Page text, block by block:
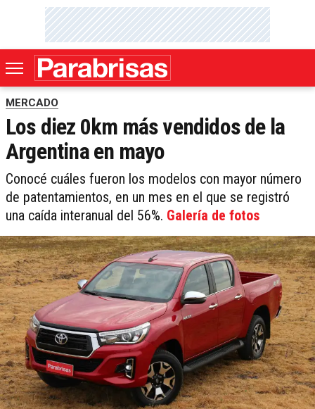
MERCADO
Los diez 0km más vendidos de la
Argentina en mayo
Conocé cuáles fueron los modelos con mayor número
de patentamientos, en un mes en el que se registró
una caída interanual del 56%. Galería de fotos